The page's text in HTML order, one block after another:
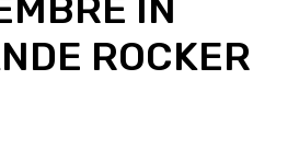
ROCKER